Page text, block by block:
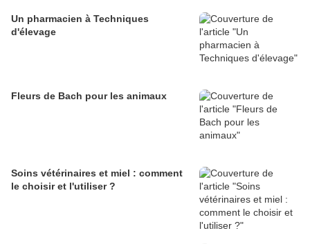
Un pharmacien à Techniques
d'élevage
Fleurs de Bach pour les animaux
Soins vétérinaires et miel : comment
le choisir et l'utiliser ?